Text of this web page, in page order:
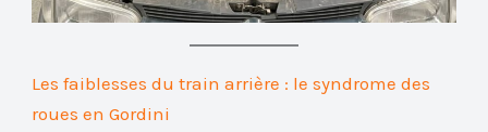
Les faiblesses du train arrière : le syndrome des
roues en Gordini